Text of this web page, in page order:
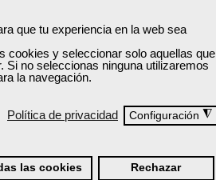
que tu experiencia en la web sea
cookies y seleccionar solo aquellas que
Si no seleccionas ninguna utilizaremos
la navegación.
Política de privacidad Configuración ◮
las cookies Rechazar
con la normativa vigente.